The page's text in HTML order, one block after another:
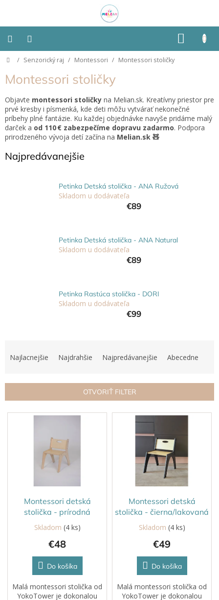
KOŠÍK
Montessori
Senzorické
pomôcky
Hračky
podľa
Domov
/ Senzorický raj / Montessori / Montessori stoličky
Montessori stoličky
Objavte montessori stoličky na Melian.sk. Kreatívny priestor pre
prvé kresby i písmenká, kde deti môžu vytvárať nekonečné
príbehy plné fantázie. Ku každej objednávke navyše pridáme malý
darček a od 110 € zabezpečíme dopravu zadarmo. Podpora
prirodzeného vývoja detí začína na Melian.sk 🧸
Najpredávanejšie
Petinka Detská stolička - ANA Ružová
Skladom u dodávateľa
€89
Petinka Detská stolička - ANA Natural
Skladom u dodávateľa
€89
Petinka Rastúca stolička - DORI
Skladom u dodávateľa
€99
i
e
Najlacnejšie Najdrahšie Najpredávanejšie Abecedne
OTVORIŤ FILTER
V
Montessori detská
stolička - prírodná
Skladom (4 ks)
€48
Do košíka
Malá montessori stolička od
YokoTower je dokonalou
Montessori detská
stolička - čierna/lakovaná
Skladom (4 ks)
€49
Do košíka
Malá montessori stolička od
YokoTower je dokonalou